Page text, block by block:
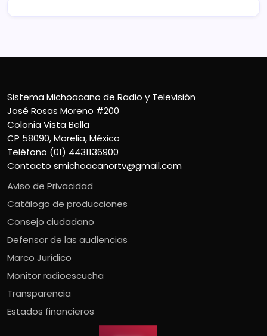
Sistema Michoacano de Radio y Televisión
José Rosas Moreno #200
Colonia Vista Bella
CP 58090, Morelia, México
Teléfono (01) 4431136900
Contacto smichoacanortv@gmail.com
Aviso de Privacidad
Catálogo de producciones
Consejo ciudadano
Defensor de las audiencias
Marco Jurídico
Monitor radioescucha
Transparencia
Estados financieros